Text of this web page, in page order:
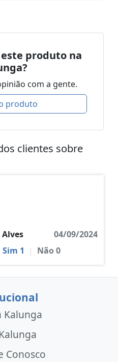
produto na
com a gente.
produto
clientes sobre
Alves
04/09/2024
Sim 1 | Não0
Kalunga
Conosco